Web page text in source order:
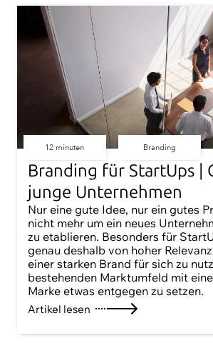
12 minuten Branding
Branding für StartUps |
junge Unternehmen
Nur eine gute Idee, nur ein gutes
nicht mehr um ein neues
zu etablieren. Besonders für
genau deshalb von hoher
einer starken Brand für sich zu
bestehenden Marktumfeld mit
Marke etwas entgegen zu setzen.
Artikel lesen